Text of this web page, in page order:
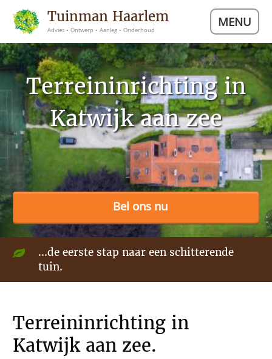
Tuinman Haarlem
Advies • Ontwerp • Aanleg • Onderhoud MENU
Terreininrichting in
Katwijk aan zee
Bel ons nu
...de eerste stap naar een schitterende
tuin.
Terreininrichting in
Katwijk aan zee.